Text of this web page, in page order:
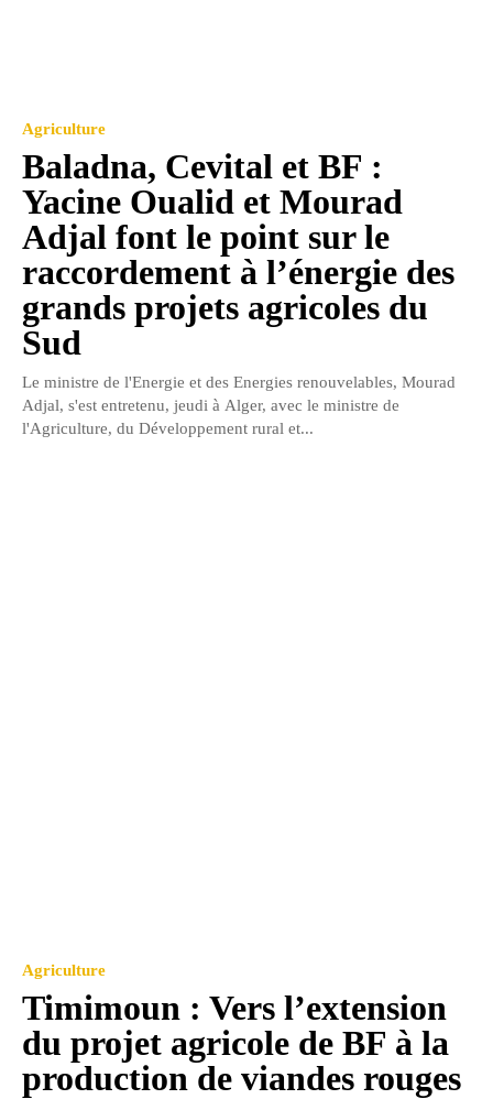
Agriculture
Baladna, Cevital et BF :
Yacine Oualid et Mourad
Adjal font le point sur le
raccordement à l’énergie des
grands projets agricoles du
Sud
Le ministre de l'Energie et des Energies renouvelables, Mourad
Adjal, s'est entretenu, jeudi à Alger, avec le ministre de
l'Agriculture, du Développement rural et...
Agriculture
Timimoun : Vers l’extension
du projet agricole de BF à la
production de viandes rouges